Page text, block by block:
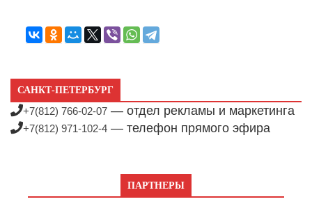
САНКТ-ПЕТЕРБУРГ
+7(812) 766-02-07 — отдел рекламы и маркетинга
+7(812) 971-102-4 — телефон прямого эфира
ПАРТНЕРЫ